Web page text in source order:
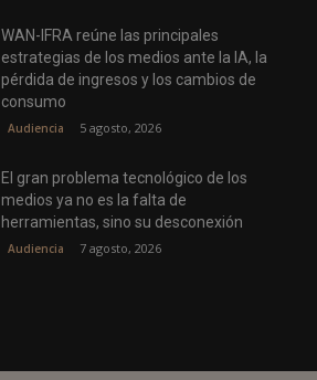
WAN-IFRA reúne las principales
estrategias de los medios ante la IA, la
pérdida de ingresos y los cambios de
consumo
Audiencia 5 agosto, 2026
El gran problema tecnológico de los
medios ya no es la falta de
herramientas, sino su desconexión
Audiencia 7 agosto, 2026